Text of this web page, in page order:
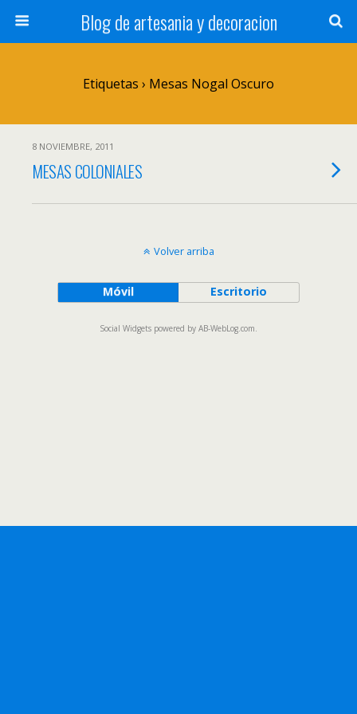
Blog de artesania y decoracion
Etiquetas › Mesas Nogal Oscuro
8 NOVIEMBRE, 2011
MESAS COLONIALES
Volver arriba
Móvil Escritorio
Social Widgets powered by AB-WebLog.com.